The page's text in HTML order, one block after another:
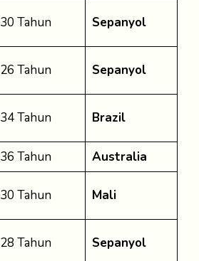
30 Tahun Sepanyol
26 Tahun Sepanyol
34 Tahun Brazil
36 Tahun
Australia
30 Tahun Mali
28 Tahun Sepanyol